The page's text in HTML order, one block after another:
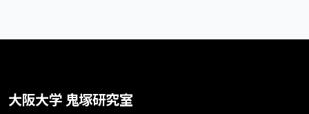
大阪大学 鬼塚研究室